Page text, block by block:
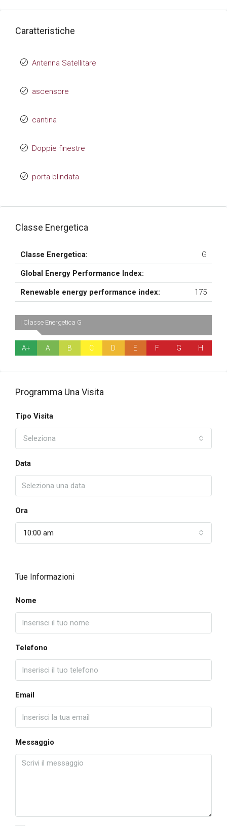
Caratteristiche
Antenna Satellitare
ascensore
cantina
Doppie finestre
porta blindata
Classe Energetica
Classe Energetica: G
Global Energy Performance Index:
Renewable energy performance index: 175
A+ A B C D E F
| Classe Energetica G
G H
Programma Una Visita
Tipo Visita
Seleziona
Data
Ora
10:00 am
Tue Informazioni
Nome
Telefono
Email
Messaggio